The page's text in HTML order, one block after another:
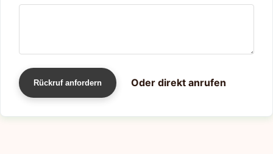
Rückruf anfordern Oder direkt anrufen